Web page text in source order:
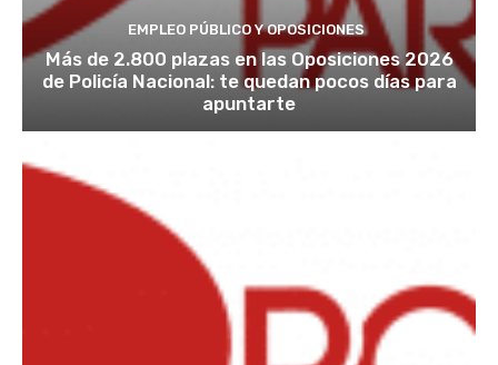
EMPLEO PÚBLICO Y OPOSICIONES
Más de 2.800 plazas en las Oposiciones 2026
de Policía Nacional: te quedan pocos días para
apuntarte